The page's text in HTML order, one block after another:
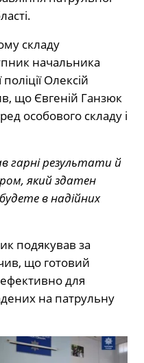
складу
начальника
Олексій
що Євгеній Ганзюк
особового складу і
гарні результати й
який здатен
в надійних
подякував за
що готовий
для
на патрульну